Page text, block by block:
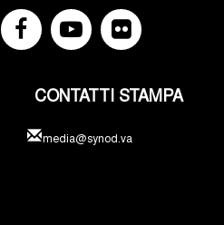
CONTATTI STAMPA
media@synod.va